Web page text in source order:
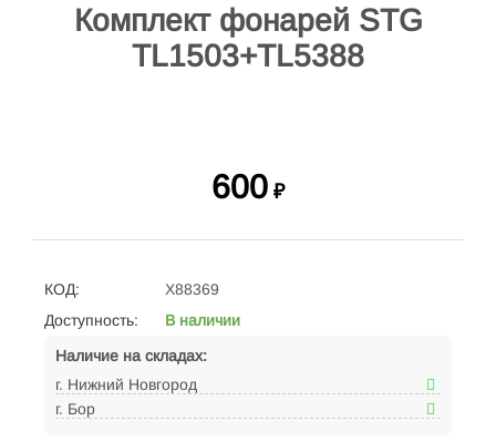
Комплект фонарей STG
TL1503+TL5388
600 ₽
КОД:
X88369
Доступность:
В наличии
Наличие на складах:
г. Нижний Новгород
г. Бор